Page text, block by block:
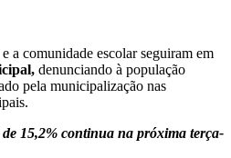
a comunidade escolar seguiram em
denunciando à população
pela municipalização nas
15,2% continua na próxima terça-